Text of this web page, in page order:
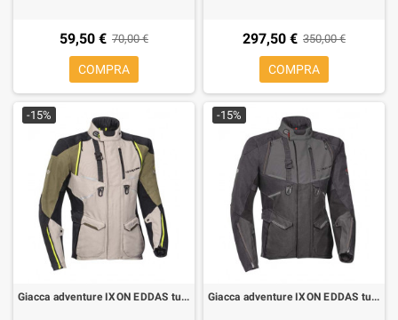
59,50 € 70,00 €
COMPRA
297,50 € 350,00 €
COMPRA
-15%
Giacca adventure IXON EDDAS turismo kaki
-15%
Giacca adventure IXON EDDAS turismo nera antracite